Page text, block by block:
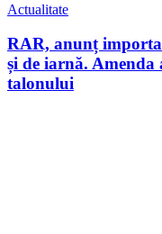
Actualitate
RAR, anunț
și de iarnă. Amenda
talonului